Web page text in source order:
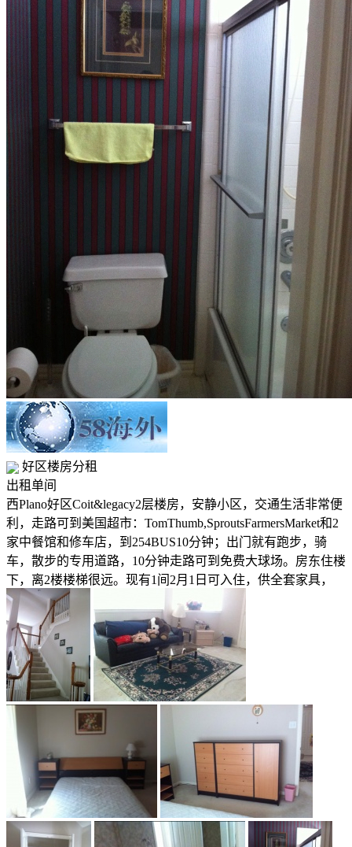
好区楼房分租
出租单间
西Plano好区Coit&legacy2层楼房，安静小区，交通生活非常便
利，走路可到美国超市：TomThumb,SproutsFarmersMarket和2
家中餐馆和修车店，到254BUS10分钟；出门就有跑步，骑
车，散步的专用道路，10分钟走路可到免费大球场。房东住楼
下，离2楼楼梯很远。现有1间2月1日可入住，供全套家具，